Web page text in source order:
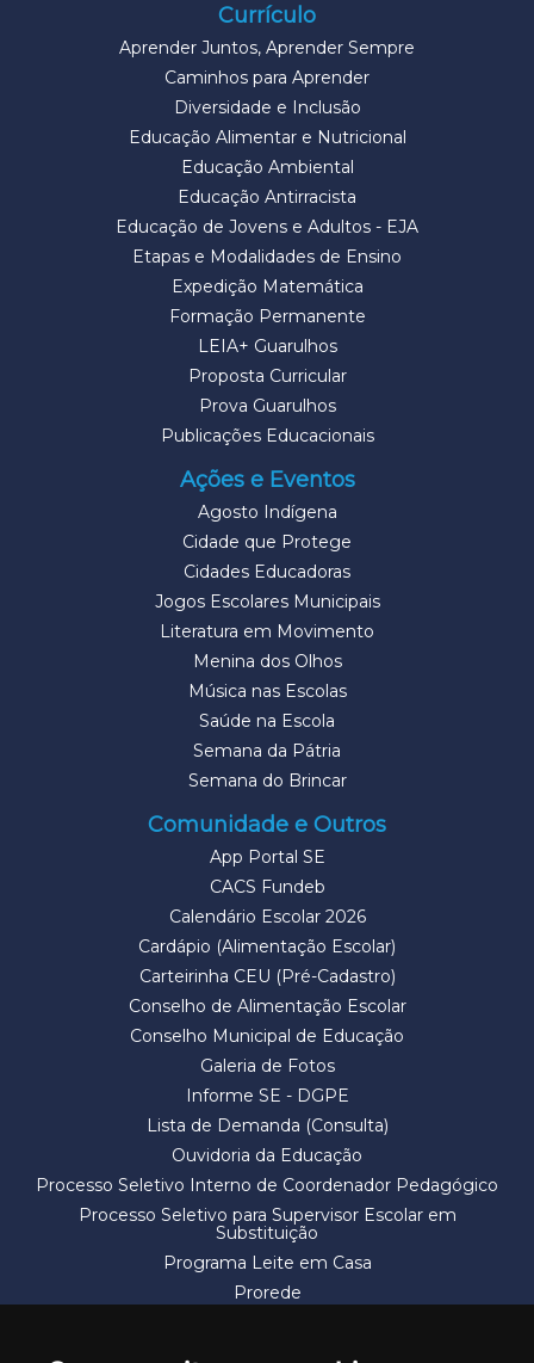
Currículo
Aprender Juntos, Aprender Sempre
Caminhos para Aprender
Diversidade e Inclusão
Educação Alimentar e Nutricional
Educação Ambiental
Educação Antirracista
Educação de Jovens e Adultos - EJA
Etapas e Modalidades de Ensino
Expedição Matemática
Formação Permanente
LEIA+ Guarulhos
Proposta Curricular
Prova Guarulhos
Publicações Educacionais
Ações e Eventos
Agosto Indígena
Cidade que Protege
Cidades Educadoras
Jogos Escolares Municipais
Literatura em Movimento
Menina dos Olhos
Música nas Escolas
Saúde na Escola
Semana da Pátria
Semana do Brincar
Comunidade e Outros
App Portal SE
CACS Fundeb
Calendário Escolar 2026
Cardápio (Alimentação Escolar)
Carteirinha CEU (Pré-Cadastro)
Conselho de Alimentação Escolar
Conselho Municipal de Educação
Galeria de Fotos
Informe SE - DGPE
Lista de Demanda (Consulta)
Ouvidoria da Educação
Processo Seletivo Interno de Coordenador Pedagógico
Processo Seletivo para Supervisor Escolar em
Substituição
Programa Leite em Casa
Prorede